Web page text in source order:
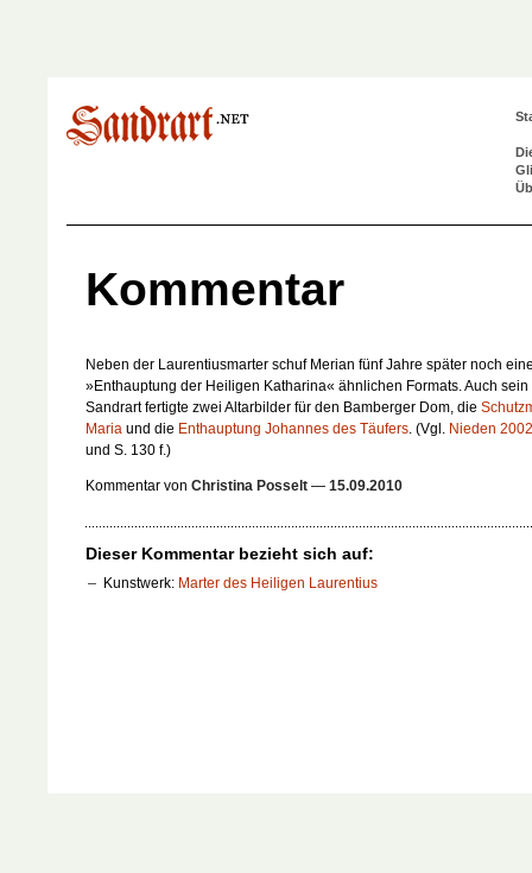
Kommentar
Neben der Laurentiusmarter schuf Merian fünf Jahre später noch
»Enthauptung der Heiligen Katharina« ähnlichen Formats. Auch sein
Sandrart fertigte zwei Altarbilder für den Bamberger Dom, die
Maria und die Enthauptung Johannes des Täufers. (Vgl. Nieden 2002
und S. 130 f.)
Kommentar von Christina Posselt — 15.09.2010
Dieser Kommentar bezieht sich auf:
Kunstwerk: Marter des Heiligen Laurentius